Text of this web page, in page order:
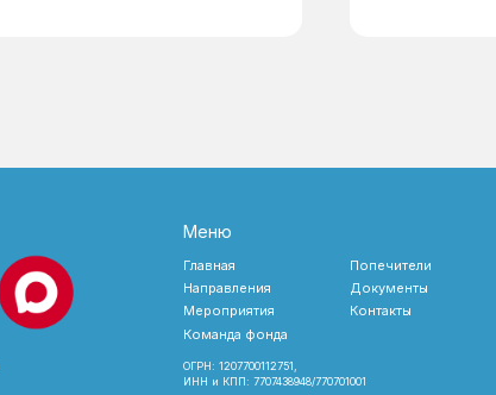
Меню
Главная
Направления
Мероприятия
Документы
Попечители
Контакты
ОГРН: 1207700112751,
ИНН и КПП: 7707438948/770701001
Команда фонда